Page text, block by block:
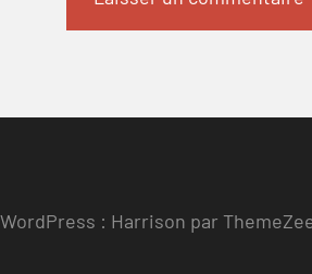
: Harrison par